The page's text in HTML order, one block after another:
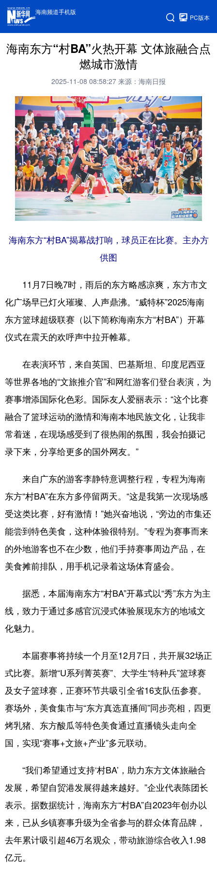
海南频道手机版
PC版本
海南东方“村BA”火热开幕 文体旅融合点
燃城市激情
2025-11-08 08:58:27 来源：海南日报
海南东方“村BA”揭幕战打响，球员正在比赛。主办方
供图
11月7日晚7时，雨后的东方略感凉爽，东方市文
化广场早已灯火璀璨、人声鼎沸。“威特杯”2025海南
东方篮球超级联赛（以下简称海南东方“村BA”）开幕
仪式在震天的欢呼声中拉开帷幕。
在表演环节，来自英国、巴基斯坦、印度尼西亚
等世界各地的“文旅推介官”和网红游客们登台表演，为
赛事增添国际化色彩。国际友人爱丽表示：“这个比赛
融合了篮球运动的激情和海南本地民族文化，让我非
常着迷，在现场感受到了很热闹的氛围，我会拍摄记
录下来，分享给更多的国外网友。”
来自广东的游客李静特意调整行程，专程为海南
东方“村BA”在东方多停留两天。“这是我第一次现场感
受这类比赛，好有激情！”她兴奋地说，“旁边的市集还
能尝到特色美食，这种体验很特别。”专程为赛事而来
的外地游客也不在少数，他们手持赛事周边产品，在
美食摊前排队，用手机记录着这场体育盛会。
据悉，本届海南东方“村BA”开幕式以“秀”东方为主
线，致力于通过多感官沉浸式体验展现东方的地域文
化魅力。
本届赛事将持续一个月至12月7日，共开展32场正
式比赛。新增“U系列菁英赛”、大学生“特种兵”篮球赛
及女子篮球赛，正赛环节共吸引全省16支队伍参赛。
赛场外，美食集市与“东方真选直播间”同步亮相，四更
烤乳猪、东方酸瓜等特色美食通过直播镜头走向全
国，实现“赛事+文旅+产业”多元联动。
“我们希望通过支持‘村BA’，助力东方文体旅融合
发展，希望自贸港发展得越来越好。”企业代表陈团长
表示。据数据统计，海南东方“村BA”自2023年创办以
来，已从乡镇赛事升级为全省参与的群众体育品牌，
去年累计吸引超46万名观众，带动旅游综合收入1.98
亿元。